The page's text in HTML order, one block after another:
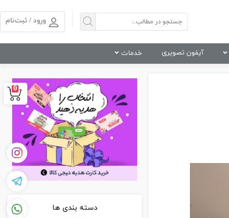
ورود / ثبت‌نام
آیفون تصویری خدمات
دسته بندی ها
0